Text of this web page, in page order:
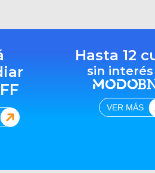
Hasta 12
sin
VER MÁS